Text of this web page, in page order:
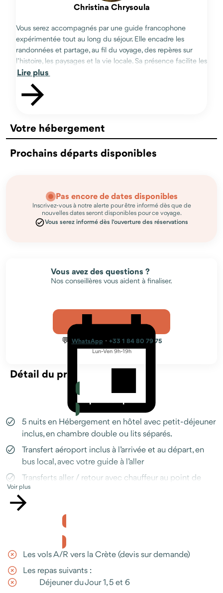
Christina Chrysoula
Vous serez accompagnés par une guide francophone
expérimentée tout au long du séjour. Elle encadre les
randonnées et partage, au fil du voyage, des repères sur
l’histoire, les paysages et la vie locale. Sa présence facilite les
rencontres et permet de mieux comprendre la Crète que
vous traversez.
Votre hébergement
Prochains départs disponibles
Pas encore de dates disponibles
Inscrivez-vous à notre alerte pour être informé dès que de
nouvelles dates seront disponibles pour ce voyage.
Vous serez informé dès l'ouverture des réservations
Vous avez des questions ?
Nos conseillères vous aident à finaliser.
Prendre RDV avec un conseiller
💬 WhatsApp · +33 1 84 80 79 75
Lun-Ven 9h-19h
Détail du prix
Le prix comprend
5 nuits en Hébergement en hôtel avec petit-déjeuner
inclus, en chambre double ou lits séparés.
Transfert aéroport inclus à l’arrivée et au départ, en
bus local, avec votre guide à l’aller
Transferts aller / retour avec chauffeur au point de
départ des randonnées
Tous les petits-déjeuner et déjeuners (hors boissons)
sous forme de pique-nique
Un accompagnateur local francophone du jour 1 au
jour 4 inclus, ainsi qu’à l’arrivée à l’aéroport le Jour 1
Balades et randonnées adaptables selon le groupe
avec le guide francophone
Rencontre avec un berger local et découverte de ses
Voir plus
Le prix ne comprend pas
Les vols A/R vers la Crète (devis sur demande)
Les repas suivants :
Déjeuner du Jour 1, 5 et 6